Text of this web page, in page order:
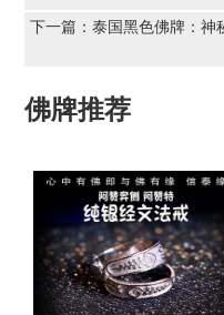
下一篇：泰国黑色佛牌：神
佛牌推荐